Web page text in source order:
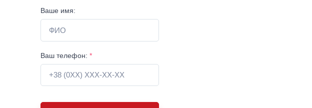
Ваше имя:
Ваш телефон: *